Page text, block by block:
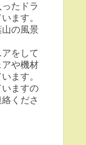
たドラ
ます。
の風景
をして
や機材
ます。
ますの
くださ